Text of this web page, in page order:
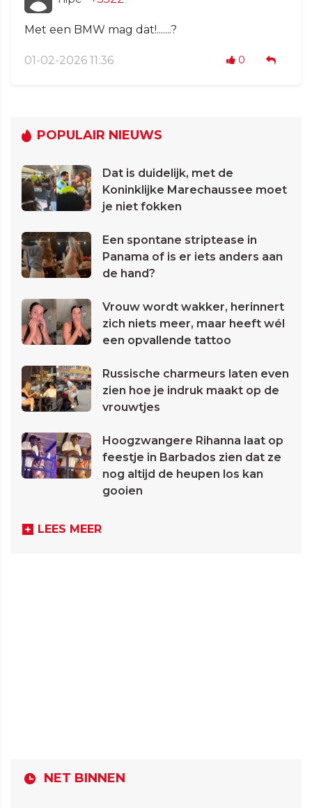
Met een BMW mag dat!.......?
01-02-2026 11:36 0
POPULAIR NIEUWS
Dat is duidelijk, met de
Koninklijke Marechaussee moet
je niet fokken
Een spontane striptease in
Panama of is er iets anders aan
de hand?
Vrouw wordt wakker, herinnert
zich niets meer, maar heeft wél
een opvallende tattoo
Russische charmeurs laten even
zien hoe je indruk maakt op de
vrouwtjes
Hoogzwangere Rihanna laat op
feestje in Barbados zien dat ze
nog altijd de heupen los kan
gooien
LEES MEER
NET BINNEN